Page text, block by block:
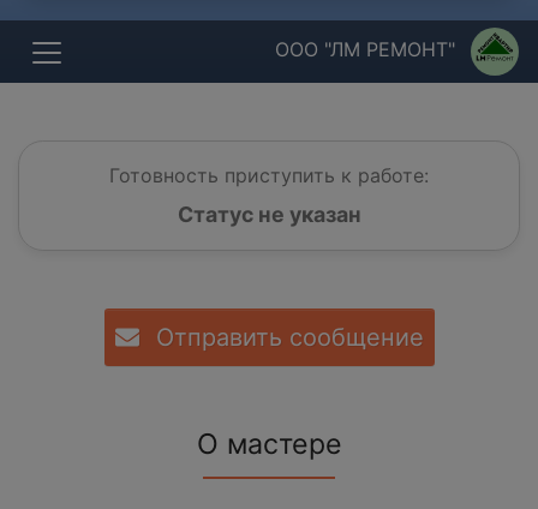
ООО "ЛМ РЕМОНТ"
Готовность приступить к работе:
Статус не указан
Отправить сообщение
О мастере